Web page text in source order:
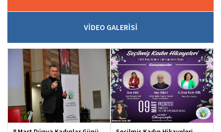
8 Mart Dünya Kadınlar Günü
Etkinlikleri Kapsamında Yer
Alan
11.03.2026
Seçilmiş Kadın Hikayeleri
11.03.2026